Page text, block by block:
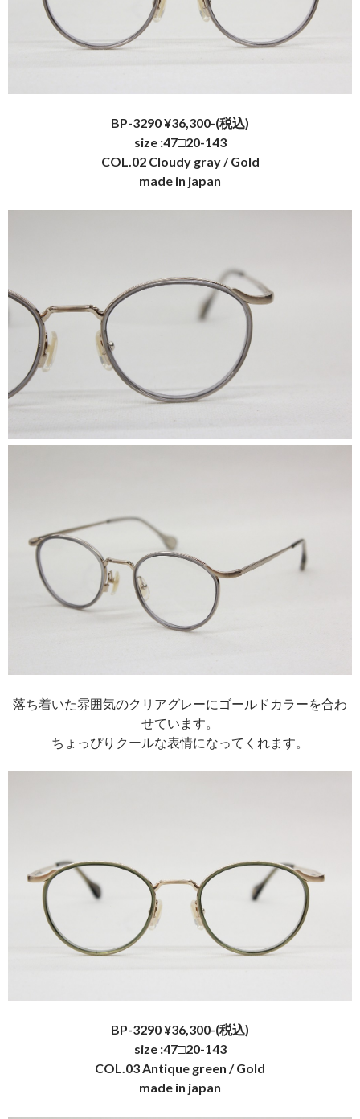
BP-3290 ¥36,300-(税込)
size :47□20-143
COL.02 Cloudy gray / Gold
made in japan
落ち着いた雰囲気のクリアグレーにゴールドカラーを合わ
せています。
ちょっぴりクールな表情になってくれます。
BP-3290 ¥36,300-(税込)
size :47□20-143
COL.03 Antique green / Gold
made in japan